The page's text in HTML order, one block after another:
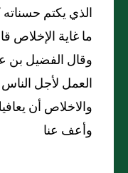
الذي يكتم
ما غاية الإخلاص
وقال الفضيل بن
العمل لأجل
والاخلاص أن
وأعف عنا